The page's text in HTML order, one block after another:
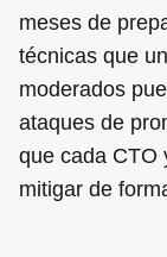
meses de
técnicas que
moderados
ataques de
que cada CTO
mitigar de